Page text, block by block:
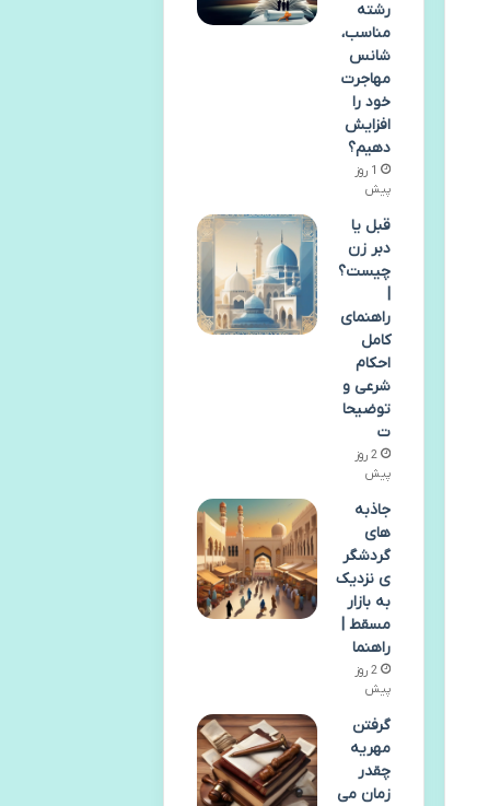
رشته
مناسب،
شانس
مهاجرت
خود را
افزایش
دهیم؟
1 روز
پیش
قبل یا
دبر زن
چیست؟
|
راهنمای
کامل
احکام
شرعی و
توضیحا
ت
2 روز
پیش
جاذبه
های
گردشگر
ی نزدیک
به بازار
مسقط |
راهنما
2 روز
پیش
گرفتن
مهریه
چقدر
زمان می